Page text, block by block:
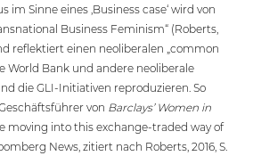
im Sinne eines ‚Business case‘ wird von
Business Feminism“ (Roberts,
reflektiert einen neoliberalen „common
World Bank und andere neoliberale
die GLI-Initiativen reproduzieren. So
von Barclays’ Women in
moving into this exchange-traded way of
News, zitiert nach Roberts, 2016, S.